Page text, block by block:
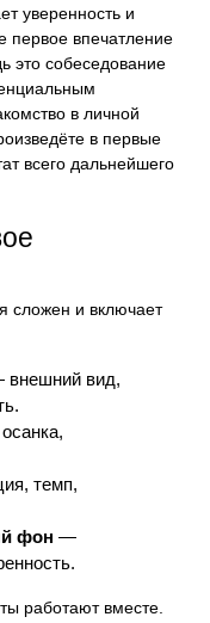
уверенность и
первое впечатление
это собеседование
в личной
в первые
всего дальнейшего
сложен и включает
вид,
темп,
фон —
работают вместе.